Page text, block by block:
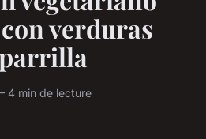
verduras
parrilla
4 min de lecture